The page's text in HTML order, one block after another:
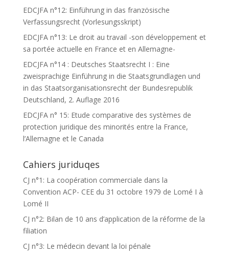
EDCJFA n°12: Einführung in das französische
Verfassungsrecht (Vorlesungsskript)
EDCJFA n°13: Le droit au travail -son développement et
sa portée actuelle en France et en Allemagne-
EDCJFA n°14 : Deutsches Staatsrecht I : Eine
zweisprachige Einführung in die Staatsgrundlagen und
in das Staatsorganisationsrecht der Bundesrepublik
Deutschland, 2. Auflage 2016
EDCJFA n° 15: Etude comparative des systèmes de
protection juridique des minorités entre la France,
l’Allemagne et le Canada
Cahiers juriduqes
CJ n°1: La coopération commerciale dans la
Convention ACP- CEE du 31 octobre 1979 de Lomé I à
Lomé II
CJ n°2: Bilan de 10 ans d’application de la réforme de la
filiation
CJ n°3: Le médecin devant la loi pénale